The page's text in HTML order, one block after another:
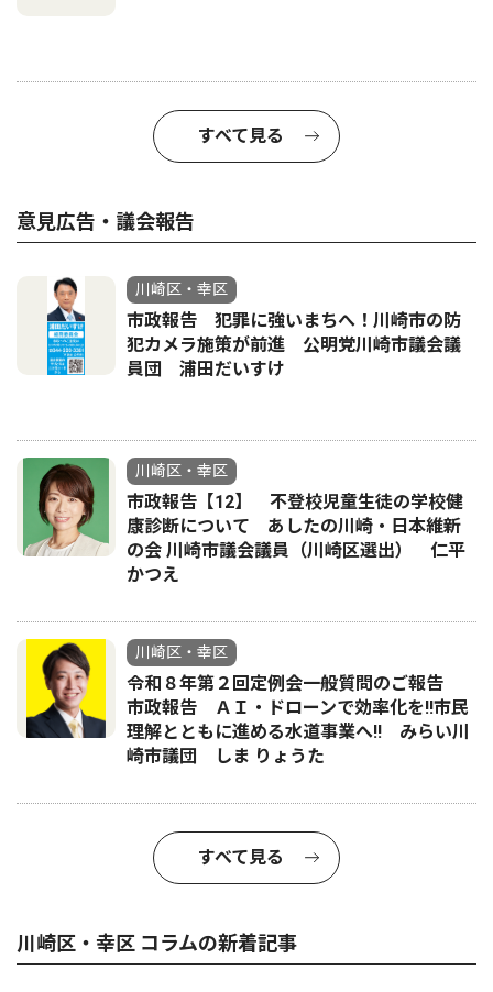
すべて見る
意見広告・議会報告
川崎区・幸区
市政報告 犯罪に強いまちへ！川崎市の防
犯カメラ施策が前進 公明党川崎市議会議
員団 浦田だいすけ
川崎区・幸区
市政報告【12】 不登校児童生徒の学校健
康診断について あしたの川崎・日本維新
の会 川崎市議会議員（川崎区選出） 仁平
かつえ
川崎区・幸区
令和８年第２回定例会一般質問のご報告
市政報告 ＡＩ・ドローンで効率化を!!市民
理解とともに進める水道事業へ!! みらい川
崎市議団 しま りょうた
すべて見る
川崎区・幸区 コラムの新着記事